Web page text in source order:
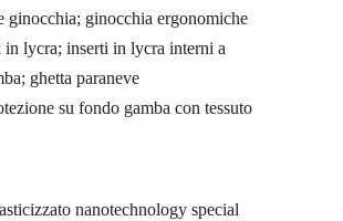
ginocchia; ginocchia ergonomiche
in lycra; inserti in lycra interni a
ghetta paraneve
su fondo gamba con tessuto
nanotechnology special